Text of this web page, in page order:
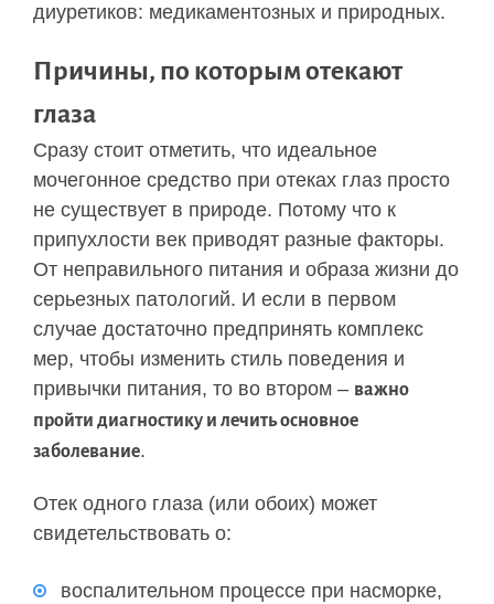
диуретиков: медикаментозных и природных.
Причины, по которым отекают
глаза
Сразу стоит отметить, что идеальное
мочегонное средство при отеках глаз просто
не существует в природе. Потому что к
припухлости век приводят разные факторы.
От неправильного питания и образа жизни до
серьезных патологий. И если в первом
случае достаточно предпринять комплекс
мер, чтобы изменить стиль поведения и
привычки питания, то во втором – важно
пройти диагностику и лечить основное
заболевание.
Отек одного глаза (или обоих) может
свидетельствовать о:
воспалительном процессе при насморке,